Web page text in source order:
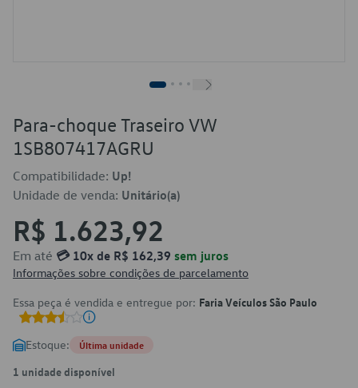
Para-choque Traseiro VW
1SB807417AGRU
Compatibilidade: Up!
Unidade de venda: Unitário(a)
R$ 1.623,92
Em até 💳 10x de R$ 162,39 sem juros
Informações sobre condições de parcelamento
Essa peça é vendida e entregue por: Faria Veículos São Paulo
Estoque: Última unidade
1 unidade disponível